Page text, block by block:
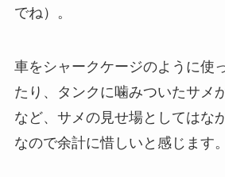
でね）。
車をシャークケージのように使
たり、タンクに噛みついたサメ
など、サメの見せ場としてはな
なので余計に惜しいと感じます。